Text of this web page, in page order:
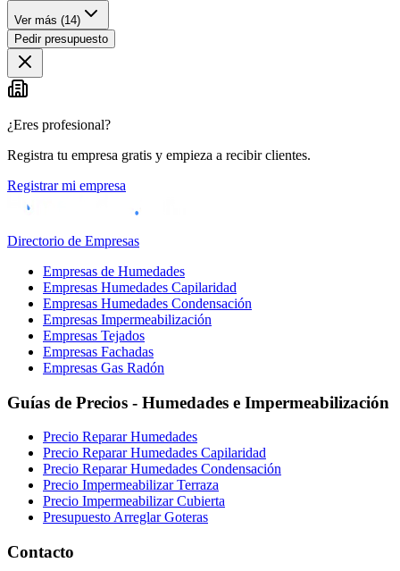
Ver más (14)
Pedir presupuesto
¿Eres profesional?
Registra tu empresa gratis y empieza a recibir clientes.
Registrar mi empresa
Directorio de Empresas
Empresas de Humedades
Empresas Humedades Capilaridad
Empresas Humedades Condensación
Empresas Impermeabilización
Empresas Tejados
Empresas Fachadas
Empresas Gas Radón
Guías de Precios - Humedades e Impermeabilización
Precio Reparar Humedades
Precio Reparar Humedades Capilaridad
Precio Reparar Humedades Condensación
Precio Impermeabilizar Terraza
Precio Impermeabilizar Cubierta
Presupuesto Arreglar Goteras
Contacto